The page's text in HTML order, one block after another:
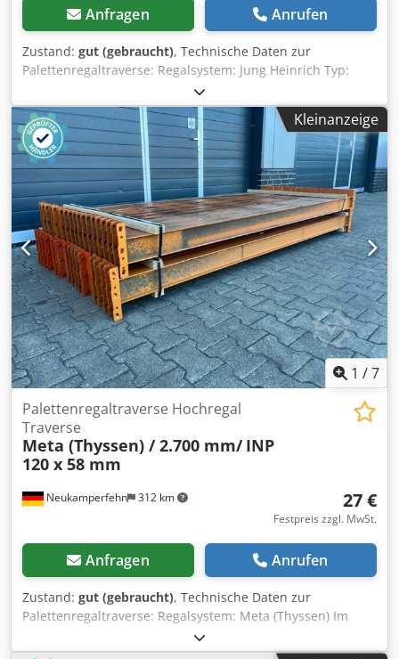
Anfragen Anrufen
Zustand: gut (gebraucht), Technische Daten zur
Palettenregaltraverse: Regalsystem: Jung Heinrich Typ:
MPB Im Lieferumfang sind enthalten: 01x
Palettenregaltraverse, gebraucht Materialfarbe: gelb
Kastenprofil: 120 x 50 mm Traversentyp: AUF'B'E0442
Agraffe: 4 HK (Haken) lichte Weite: 3.900 mm
Dcodpfoibidiex Aavok 02x Sicherungsstifte, gebraucht
Ausführung: komplett verzinkt Zur Absicherung der
Längsträger Gegen unbeabsichtigtes Herausheben
Kleinanzeige
1 /7
Neukamperfehn 312 km
Palettenregaltraverse Hochregal
Traverse
Meta (Thyssen) / 2.700 mm/ INP
120 x 58 mm
27 €
Festpreis zzgl. MwSt.
Anfragen Anrufen
Zustand: gut (gebraucht), Technische Daten zur
Palettenregaltraverse: Regalsystem: Meta (Thyssen) Im
Lieferumfang sind enthalten: 01x Palettenregaltraverse,
gebraucht Djdpfsibmhfox Aavsck Materialfarbe: orange